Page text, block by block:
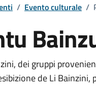
/ Evento culturale /
dei gruppi
de Li